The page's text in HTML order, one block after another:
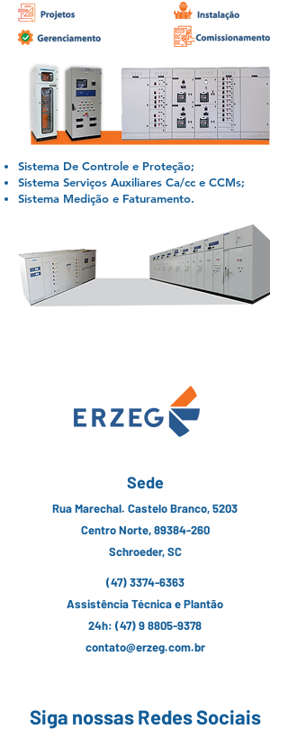
Sistema De Controle e Proteção;
Sistema Serviços Auxiliares Ca/cc e CCMs;
Sistema Medição e Faturamento.
Sede
Rua Marechal. Castelo Branco, 5203
Centro Norte, 89384-260
Schroeder, SC
(47) 3374-6363
Assistência Técnica e Plantão
24h: (47) 9 8805-9378
contato@erzeg.com.br
Siga nossas Redes Sociais